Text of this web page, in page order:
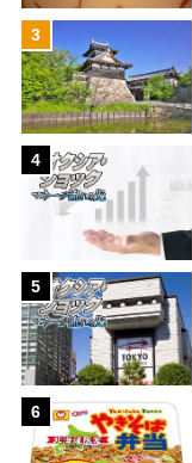
3
4
5
6